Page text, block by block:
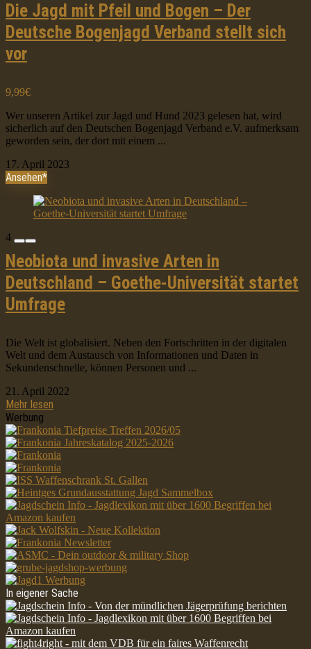
Die Jagd mit Pfeil und Bogen – Der
Deutsche Bogenjagd Verband stellt sich
vor
9,99€
Wer unseren Artikel zur Jagd und Hund 2023 gelesen hat, wird
sicherlich auf den Deutschen Bogenjagd Verband e.V. aufmerksam
geworden sein, der dort mit einem ...
17. April 2023
Ansehen*
4
Neobiota und invasive Arten in
Deutschland – Goethe-Universität startet
Umfrage
Die Welt ist globalisiert. Neben den Fortschritten in der digitalen
Welt und dem Austausch von Informationen und Daten in
Sekundenschnelle, können Personen und ...
21. April 2022
Mehr lesen
Werbung
In eigener Sache